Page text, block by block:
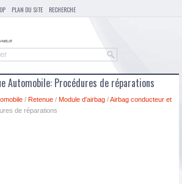
PLAN DU SITE RECHERCHE
Automobile: Procédures de réparations
/ Retenue / Module d′airbag /Airbag conducteur et
de réparations